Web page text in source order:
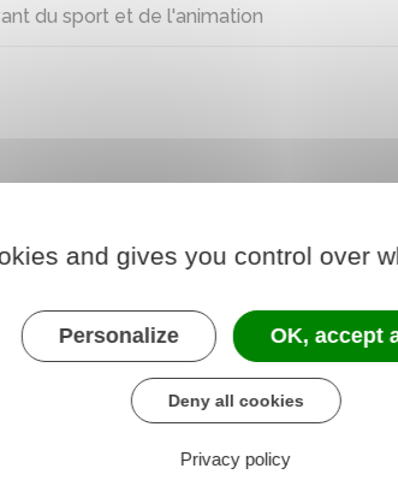
du sport et de l'animation
and gives you control over
Personalize OK, accept
Deny all cookies
Privacy policy